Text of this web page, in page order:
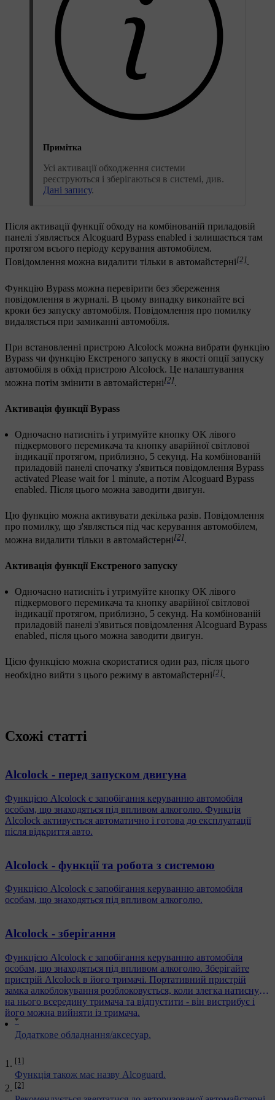
Примітка
Усі активації обходження системи
реєструються і зберігаються в системі, див.
Дані запису.
Після активації функції обходу на комбінованій приладовій
панелі з'являється Alcoguard Bypass enabled і залишається там
протягом всього періоду керування автомобілем.
Повідомлення можна видалити тільки в автомайстерні[2].
Функцію Bypass можна перевірити без збереження
повідомлення в журналі. В цьому випадку виконайте всі
кроки без запуску автомобіля. Повідомлення про помилку
видаляється при замиканні автомобіля.
При встановленні пристрою Alcolock можна вибрати функцію
Bypass чи функцію Екстреного запуску в якості опції запуску
автомобіля в обхід пристрою Alcolock. Це налаштування
можна потім змінити в автомайстерні[2].
Активація функції Bypass
Одночасно натисніть і утримуйте кнопку OK лівого
підкермового перемикача та кнопку аварійної світлової
індикації протягом, приблизно, 5 секунд. На комбінованій
приладовій панелі спочатку з'явиться повідомлення Bypass
activated Please wait for 1 minute, а потім Alcoguard Bypass
enabled. Після цього можна заводити двигун.
Цю функцію можна активувати декілька разів. Повідомлення
про помилку, що з'являється під час керування автомобілем,
можна видалити тільки в автомайстерні[2].
Активація функції Екстреного запуску
Одночасно натисніть і утримуйте кнопку OK лівого
підкермового перемикача та кнопку аварійної світлової
індикації протягом, приблизно, 5 секунд. На комбінованій
приладовій панелі з'явиться повідомлення Alcoguard Bypass
enabled, після цього можна заводити двигун.
Цією функцією можна скористатися один раз, після цього
необхідно вийти з цього режиму в автомайстерні[2].
*
Додаткове обладнання/аксесуар.
[1]
Функція також має назву Alcoguard.
[2]
Схожі статті
Alcolock - перед запуском двигуна
Функцією Alcolock є запобігання керуванню автомобіля
особам, що знаходяться під впливом алкоголю. Функція
Alcolock активується автоматично і готова до експлуатації
після відкриття авто.
Alcolock - функції та робота з системою
Функцією Alcolock є запобігання керуванню автомобіля
особам, що знаходяться під впливом алкоголю.
Alcolock - зберігання
Функцією Alcolock є запобігання керуванню автомобіля
особам, що знаходяться під впливом алкоголю. Зберігайте
пристрій Alcolock в його тримачі. Портативний пристрій
замка алкоблокування розблоковується, коли злегка натиснути
на нього всередину тримача та відпустити - він вистрибує і
його можна вийняти із тримача.